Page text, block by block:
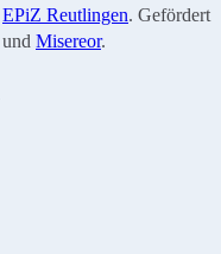
EPiZ Reutlingen. Gefördert
und Misereor.